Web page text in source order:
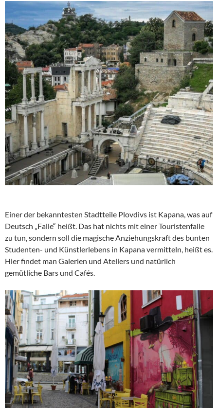
Einer der bekanntesten Stadtteile Plovdivs ist Kapana, was auf
Deutsch „Falle“ heißt. Das hat nichts mit einer Touristenfalle
zu tun, sondern soll die magische Anziehungskraft des bunten
Studenten- und Künstlerlebens in Kapana vermitteln, heißt es.
Hier findet man Galerien und Ateliers und natürlich
gemütliche Bars und Cafés.